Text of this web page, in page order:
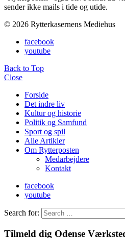
sender ikke mails i tide og utide.
© 2026 Rytterkasernens Mediehus
facebook
youtube
Back to Top
Close
Forside
Det indre liv
Kultur og historie
Politik og Samfund
Sport og spil
Alle Artikler
Om Rytterposten
Medarbejdere
Kontakt
facebook
youtube
Search for:
Tilmeld dig Odense